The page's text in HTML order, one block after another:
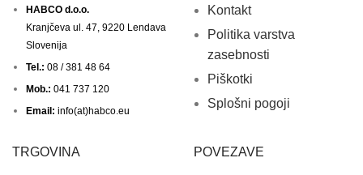
HABCO d.o.o.
Kranjčeva ul. 47, 9220 Lendava
Slovenija
Tel.: 08 / 381 48 64
Mob.: 041 737 120
Email: info(at)habco.eu
Kontakt
Politika varstva
zasebnosti
Piškotki
Splošni pogoji
TRGOVINA POVEZAVE